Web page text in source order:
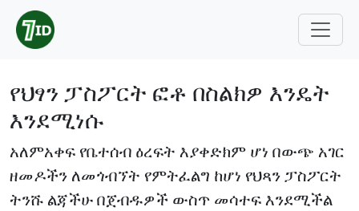
የህፃን ፓስፖርት ፎቶ በስልክዎ እንዴት
እንደሚነሱ
አለምአቀፍ የቤተሰብ ዕረፍት እያቀድክም ሆነ በውጭ አገር
ዘመዶችን ለመጎብኘት የምትፈልግ ከሆነ የህጻን ፓስፖርት
ትንሹ ልጃችሁ በጀብዱዎች ውስጥ መሳተፍ እንደሚችል